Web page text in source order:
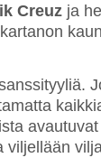
Creuz ja